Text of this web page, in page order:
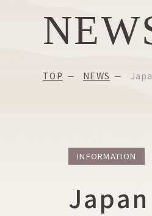
TOP NEWS
INFORMATION